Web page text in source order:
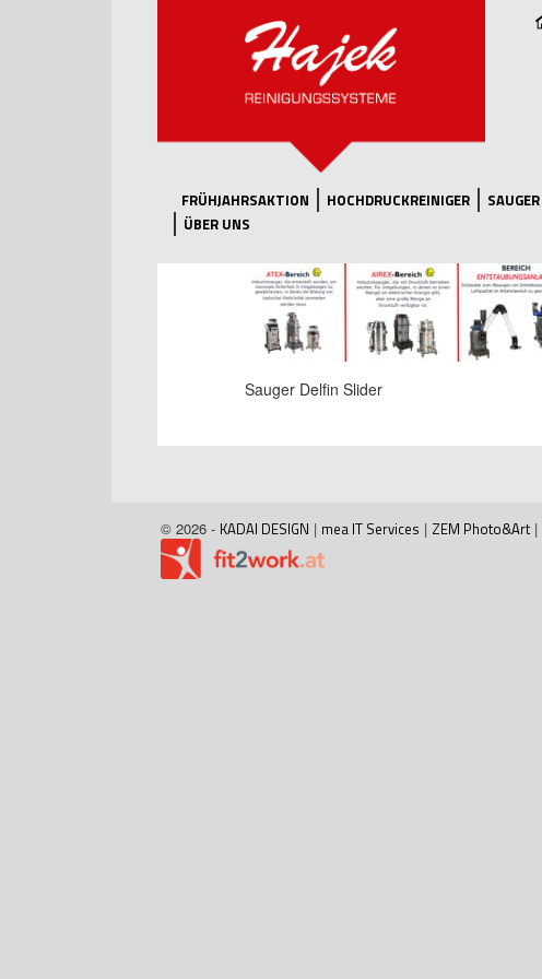
FRÜHJAHRSAKTION HOCHDRUCKREINIGER SAUGER
ÜBER UNS
Sauger Delfin Slider
© 2026 - KADAI DESIGN | mea IT Services | ZEM Photo&Art |